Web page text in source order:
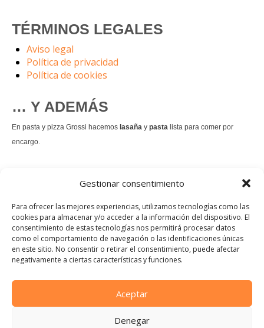
Gestionar consentimiento
Para ofrecer las mejores experiencias, utilizamos tecnologías como las
cookies para almacenar y/o acceder a la información del dispositivo. El
consentimiento de estas tecnologías nos permitirá procesar datos
como el comportamiento de navegación o las identificaciones únicas
en este sitio. No consentir o retirar el consentimiento, puede afectar
negativamente a ciertas características y funciones.
Aceptar
Denegar
TÉRMINOS LEGALES
Aviso legal
Política de privacidad
Política de cookies
… Y ADEMÁS
En pasta y pizza Grossi hacemos lasaña y pasta lista para comer por
encargo.
es un permanente.
Pedir comida Just eat
Instagram
Facebook
TikTok
Dirección:
Calle Manuel Allende, 12, 48010 Bilbao, Vizcaya
Teléfono: